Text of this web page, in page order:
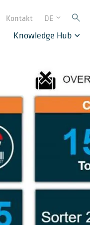
Kontakt DE
Knowledge Hub